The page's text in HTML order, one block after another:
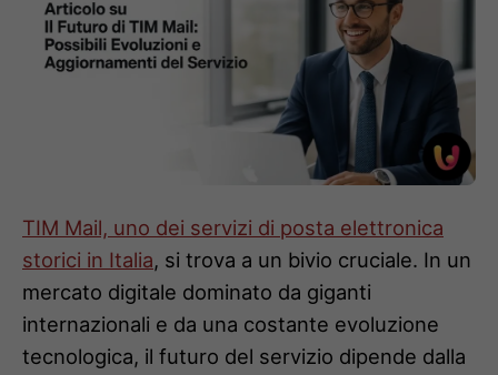
TIM Mail, uno dei servizi di posta elettronica
storici in Italia, si trova a un bivio cruciale. In un
mercato digitale dominato da giganti
internazionali e da una costante evoluzione
tecnologica, il futuro del servizio dipende dalla